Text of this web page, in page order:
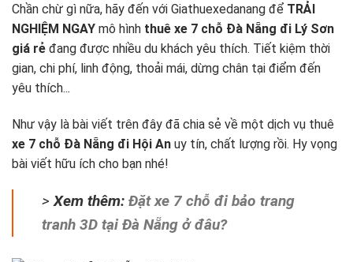
Chần chừ gì nữa, hãy đến với Giathuexedanang để TRẢI
NGHIỆM NGAY mô hình thuê xe 7 chỗ Đà Nẵng đi Lý Sơn
giá rẻ đang được nhiều du khách yêu thích. Tiết kiệm thời
gian, chi phí, linh động, thoải mái, dừng chân tại điểm đến
yêu thích...
Như vậy là bài viết trên đây đã chia sẻ về một dịch vụ thuê
xe 7 chỗ Đà Nẵng đi Hội An uy tín, chất lượng rồi. Hy vọng
bài viết hữu ích cho bạn nhé!
>Xem thêm: Đặt xe 7 chỗ đi bảo trang
tranh 3D tại Đà Nẵng ở đâu?